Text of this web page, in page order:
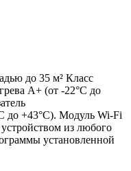
до 35 м² Класс
А+ (от -22°С до
до +43°С). Модуль Wi-Fi
из любого
установленной